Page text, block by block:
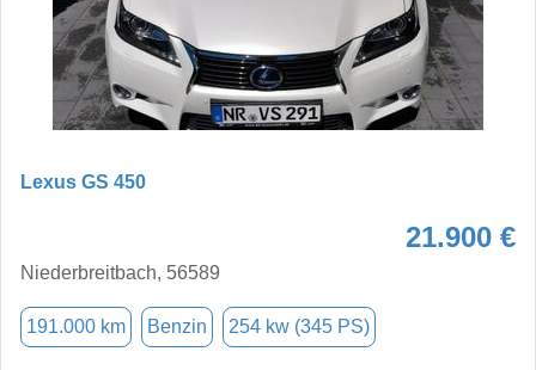
Lexus GS 450
21.900 €
Niederbreitbach, 56589
191.000 km Benzin 254 kw (345 PS)